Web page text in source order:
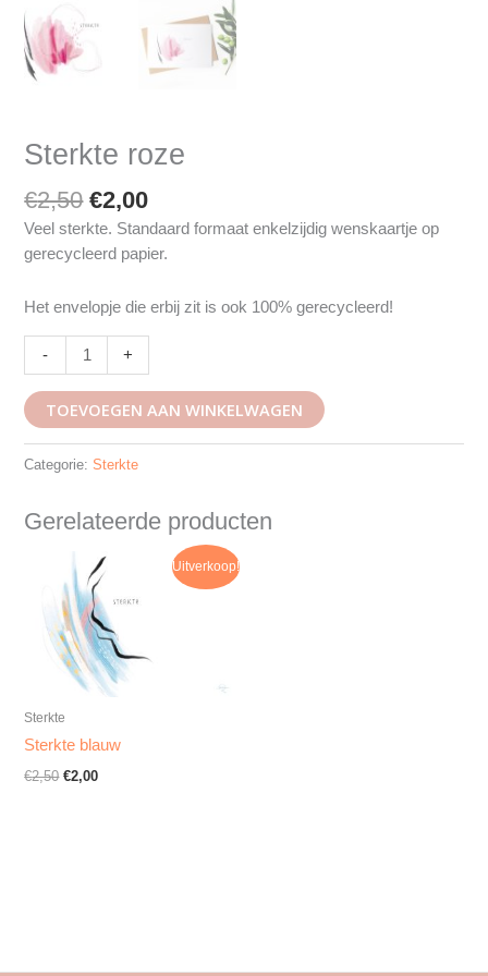
Sterkte roze
€2,50 €2,00
Veel sterkte. Standaard formaat enkelzijdig wenskaartje op
gerecycleerd papier.
Het envelopje die erbij zit is ook 100% gerecycleerd!
- +
TOEVOEGEN AAN WINKELWAGEN
Categorie:Sterkte
Gerelateerde producten
Uitverkoop!
Sterkte
Sterkte blauw
€2,50
Oorspronkelijke
prijs
was:
€2,50.
€2,00
Huidige
prijs
is:
€2,00.